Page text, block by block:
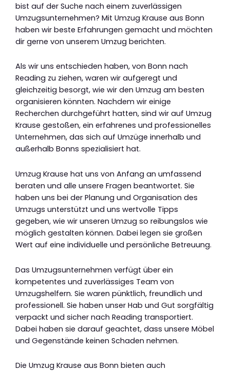
bist auf der Suche nach einem zuverlässigen
Umzugsunternehmen? Mit Umzug Krause aus Bonn
haben wir beste Erfahrungen gemacht und möchten
dir gerne von unserem Umzug berichten.
Als wir uns entschieden haben, von Bonn nach
Reading zu ziehen, waren wir aufgeregt und
gleichzeitig besorgt, wie wir den Umzug am besten
organisieren könnten. Nachdem wir einige
Recherchen durchgeführt hatten, sind wir auf Umzug
Krause gestoßen, ein erfahrenes und professionelles
Unternehmen, das sich auf Umzüge innerhalb und
außerhalb Bonns spezialisiert hat.
Umzug Krause hat uns von Anfang an umfassend
beraten und alle unsere Fragen beantwortet. Sie
haben uns bei der Planung und Organisation des
Umzugs unterstützt und uns wertvolle Tipps
gegeben, wie wir unseren Umzug so reibungslos wie
möglich gestalten können. Dabei legen sie großen
Wert auf eine individuelle und persönliche Betreuung.
Das Umzugsunternehmen verfügt über ein
kompetentes und zuverlässiges Team von
Umzugshelfern. Sie waren pünktlich, freundlich und
professionell. Sie haben unser Hab und Gut sorgfältig
verpackt und sicher nach Reading transportiert.
Dabei haben sie darauf geachtet, dass unsere Möbel
und Gegenstände keinen Schaden nehmen.
Die Umzug Krause aus Bonn bieten auch